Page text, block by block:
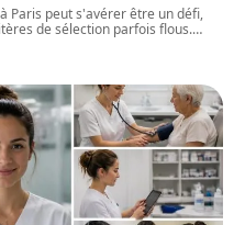
Paris peut s'avérer être un défi,
de sélection parfois flous.…